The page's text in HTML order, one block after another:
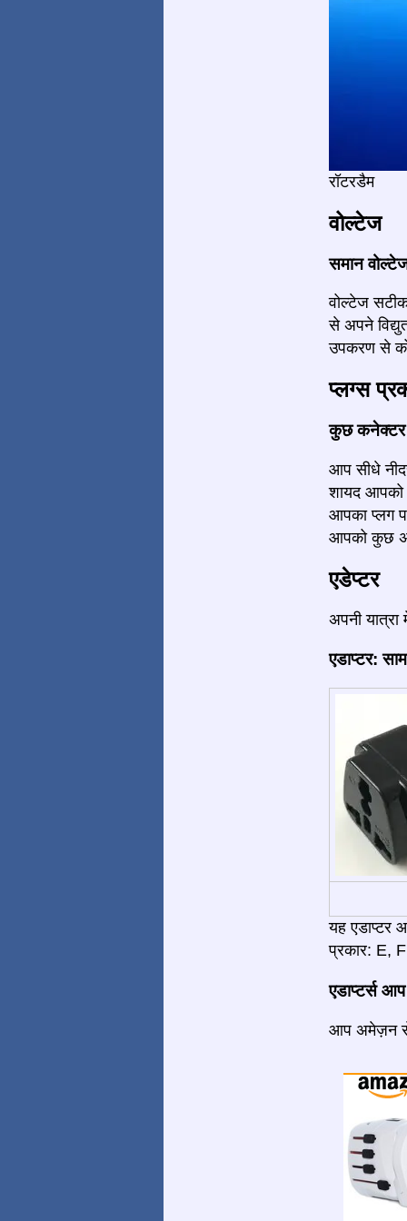
रॉटरडैम
वोल्टेज
समान
वोल्टेज
से अपने
उपकरण से
प्लग्स
कुछ कनेक्टर
आप सीधे
शायद आपको
आपका प्लग
आपको कुछ
एडेप्टर
अपनी
एडाप्टर:
यह एडाप्टर
प्रकार: E,
एडाप्टर्स
आप अमेज़न से